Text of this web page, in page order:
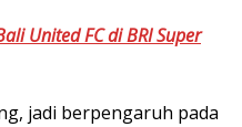
United FC di BRI Super
jadi berpengaruh pada